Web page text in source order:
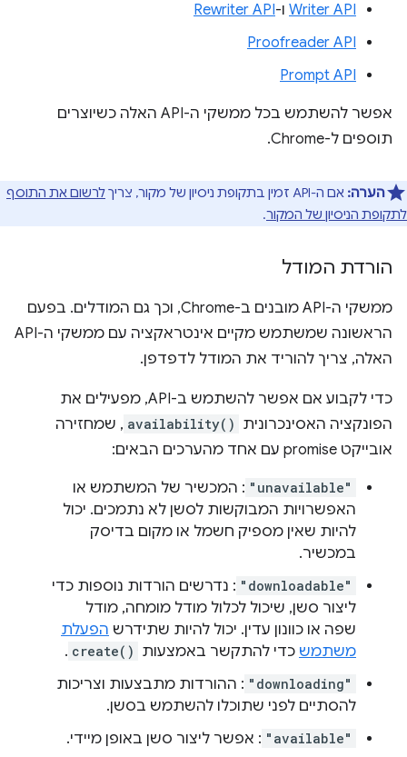
Writer API ו-Rewriter API
Proofreader API
Prompt API
אפשר להשתמש בכל ממשקי ה-API האלה כשיוצרים
תוספים ל-Chrome.
הערה: אם ה-API זמין בתקופת ניסיון של מקור, צריך
לרשום את התוסף
לתקופת הניסיון של המקור.
הורדת המודל
ממשקי ה-API מובנים ב-Chrome, וכך גם המודלים. בפעם
הראשונה שמשתמש מקיים אינטראקציה עם ממשקי ה-API
האלה, צריך להוריד את המודל לדפדפן.
כדי לקבוע אם אפשר להשתמש ב-API, מפעילים את
הפונקציה האסינכרונית availability() , שמחזירה
אובייקט promise עם אחד מהערכים הבאים:
"unavailable" : המכשיר של המשתמש או
האפשרויות המבוקשות לסשן לא נתמכים. יכול
להיות שאין מספיק חשמל או מקום בדיסק
במכשיר.
"downloadable" : נדרשים הורדות נוספות כדי
ליצור סשן, שיכול לכלול מודל מומחה, מודל
שפה או כוונון עדין. יכול להיות שתידרש הפעלת
משתמש כדי להתקשר באמצעות create()
.
"downloading" : ההורדות מתבצעות וצריכות
להסתיים לפני שתוכלו להשתמש בסשן.
"available" : אפשר ליצור סשן באופן מיידי.